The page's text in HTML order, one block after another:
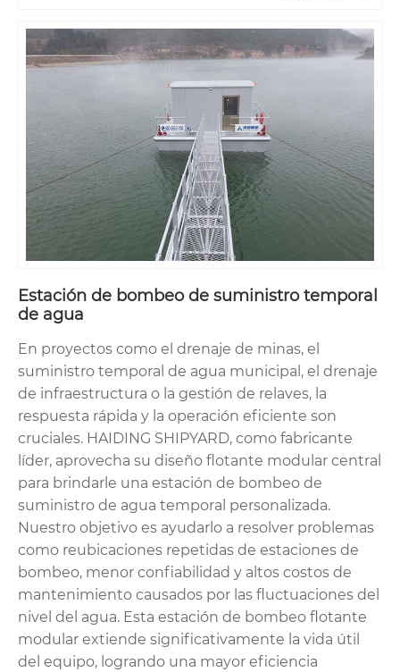
Estación de bombeo de suministro temporal
de agua
En proyectos como el drenaje de minas, el
suministro temporal de agua municipal, el drenaje
de infraestructura o la gestión de relaves, la
respuesta rápida y la operación eficiente son
cruciales. HAIDING SHIPYARD, como fabricante
líder, aprovecha su diseño flotante modular central
para brindarle una estación de bombeo de
suministro de agua temporal personalizada.
Nuestro objetivo es ayudarlo a resolver problemas
como reubicaciones repetidas de estaciones de
bombeo, menor confiabilidad y altos costos de
mantenimiento causados ​​por las fluctuaciones del
nivel del agua. Esta estación de bombeo flotante
modular extiende significativamente la vida útil
del equipo, logrando una mayor eficiencia